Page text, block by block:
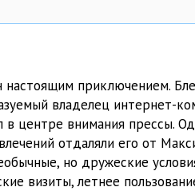
настоящим приключением.
владелец интернет-
в центре внимания прессы.
отдаляли его от
но дружеские
визиты, летнее